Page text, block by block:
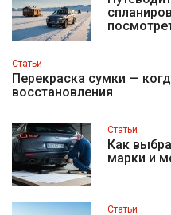
Статьи
Перекраска сумки —
восстановления
Статьи
Как
марки и
Статьи